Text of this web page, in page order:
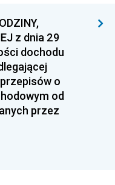
z dnia 29
dochodu
o
od
przez